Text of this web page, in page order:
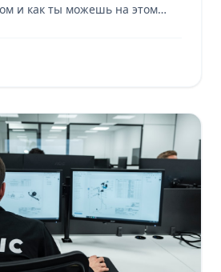
и как ты можешь на этом